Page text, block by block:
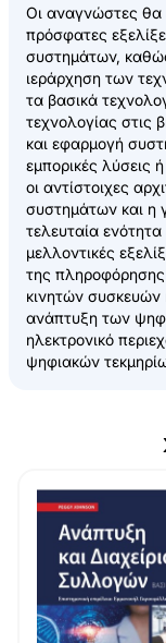
Οι αναγνώστες θα
πρόσφατες
συστημάτων,
ιεράρχηση των
τα βασικά
τεχνολογίας στις
και εφαρμογή
εμπορικές λύσεις
οι αντίστοιχες
συστημάτων και η
τελευταία ενότητα
μελλοντικές
της
κινητών
ανάπτυξη των
ηλεκτρονικό
ψηφιακών